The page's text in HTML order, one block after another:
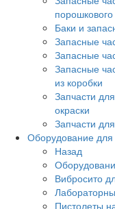
Баки и
Запасные
Запасные
Запасные
из коробки
Запчасти
окраски
Запчасти
Оборудование для
Назад
Вибросито
Пистолеты